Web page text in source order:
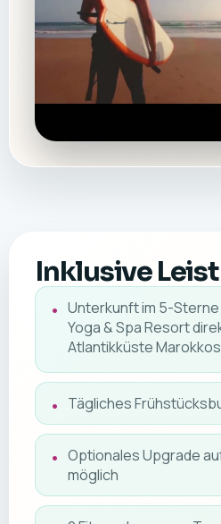
Inklusive
Unterkunft im 5-
Yoga & Spa Resort
Atlantikküste Marokkos
Tägliches
Optionales Upgrade
möglich